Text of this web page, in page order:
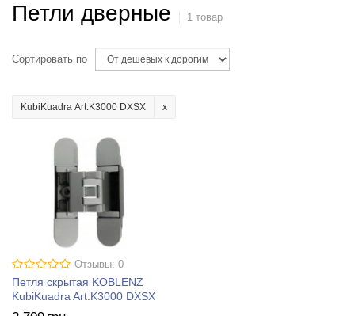
Петли дверные 1 товар
Сортировать по
KubiKuadra Art.K3000 DXSX
Отзывы: 0
Петля скрытая KOBLENZ
KubiKuadra Art.K3000 DXSX